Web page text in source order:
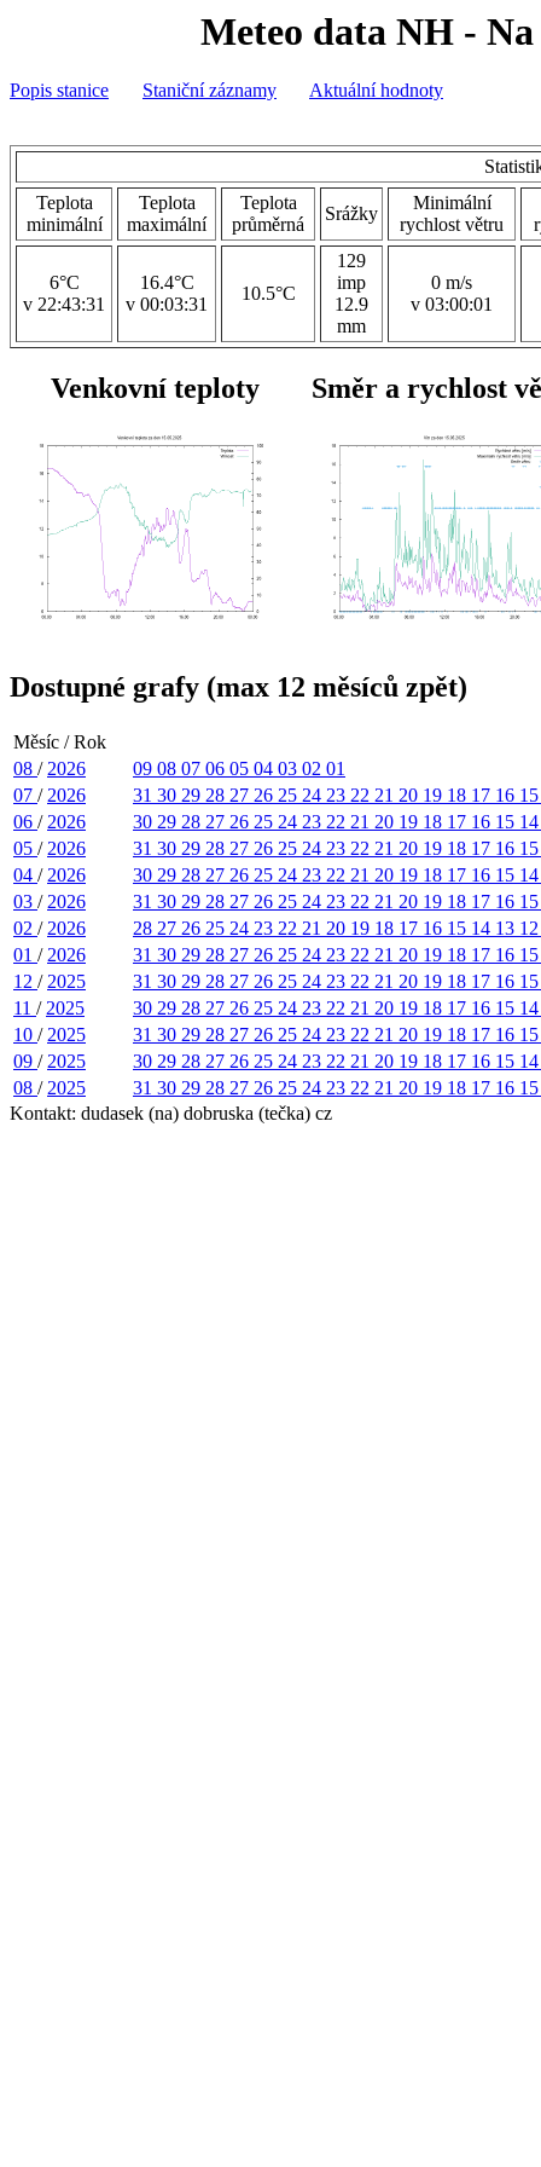
Meteo data NH - Na
Popis stanice Staniční záznamy Aktuální hodnoty
Teplota
minimální
Teplota
maximální
Teplota
průměrná
Srážky
Minimální
rychlost větru
6°C
v 22:43:31
16.4°C
v 00:03:31
10.5°C
129
imp
12.9
mm
0 m/s
v 03:00:01
Venkovní teploty Směr a rychlost
Dostupné grafy (max 12 měsíců zpět)
Měsíc / Rok
08 / 2026 09 08 07 06 05 04 03 02 01
07 / 2026 31 30 29 28 27 26 25 24 23 22 21 20 19 18 17 16
06 / 2026 30 29 28 27 26 25 24 23 22 21 20 19 18 17 16 15
05 / 2026 31 30 29 28 27 26 25 24 23 22 21 20 19 18 17 16
04 / 2026 30 29 28 27 26 25 24 23 22 21 20 19 18 17 16 15
03 / 2026 31 30 29 28 27 26 25 24 23 22 21 20 19 18 17 16
02 / 2026 28 27 26 25 24 23 22 21 20 19 18 17 16 15 14 13
01 / 2026 31 30 29 28 27 26 25 24 23 22 21 20 19 18 17 16
12 / 2025 31 30 29 28 27 26 25 24 23 22 21 20 19 18 17 16
11 / 2025 30 29 28 27 26 25 24 23 22 21 20 19 18 17 16 15
10 / 2025 31 30 29 28 27 26 25 24 23 22 21 20 19 18 17 16
09 / 2025 30 29 28 27 26 25 24 23 22 21 20 19 18 17 16 15
08 / 2025 31 30 29 28 27 26 25 24 23 22 21 20 19 18 17 16
Kontakt: dudasek (na) dobruska (tečka) cz